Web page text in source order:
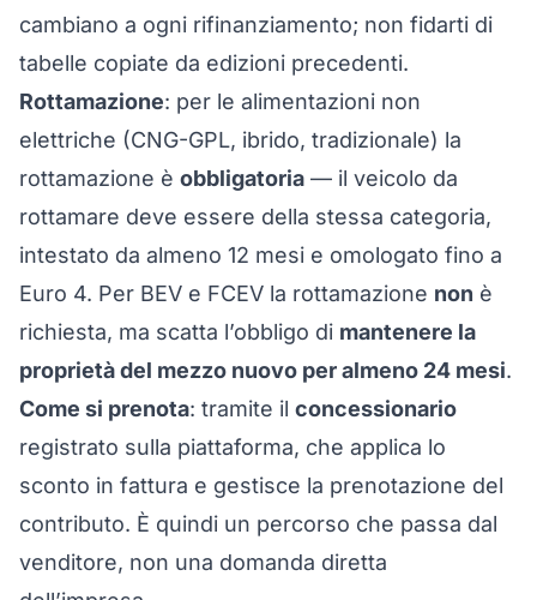
cambiano a ogni rifinanziamento; non fidarti di
tabelle copiate da edizioni precedenti.
Rottamazione: per le alimentazioni non
elettriche (CNG-GPL, ibrido, tradizionale) la
rottamazione è obbligatoria — il veicolo da
rottamare deve essere della stessa categoria,
intestato da almeno 12 mesi e omologato fino a
Euro 4. Per BEV e FCEV la rottamazione non è
richiesta, ma scatta l’obbligo di mantenere la
proprietà del mezzo nuovo per almeno 24 mesi.
Come si prenota: tramite il concessionario
registrato sulla piattaforma, che applica lo
sconto in fattura e gestisce la prenotazione del
contributo. È quindi un percorso che passa dal
venditore, non una domanda diretta